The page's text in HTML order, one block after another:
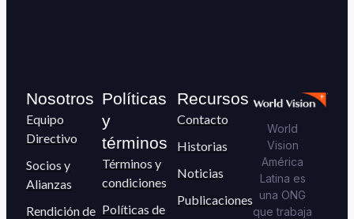
Nosotros
Equipo
Directivo
Socios y
Alianzas
Rendición de
Políticas
y
términos
Términos y
condiciones
Políticas de
Recursos
Contacto
Historias
Noticias
Publicaciones
World
Vision
América
Latina es
una ONG
que trabaja